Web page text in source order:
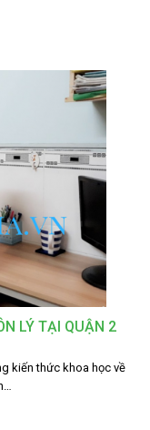
LÝ TẠI QUẬN 2
kiến thức khoa học về